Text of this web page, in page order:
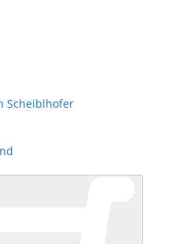
Scheiblhofer